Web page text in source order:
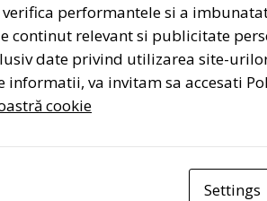
Dragi prieteni ai
Semnați și
performantele si a
relevant si publicitate
date privind utilizarea site-
va invitam sa accesati
cookie
Settings